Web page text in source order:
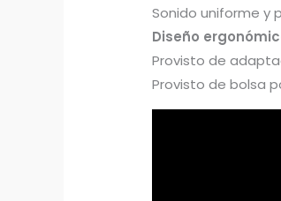
Sonido uniforme y
Diseño
Provisto de
Provisto de bolsa